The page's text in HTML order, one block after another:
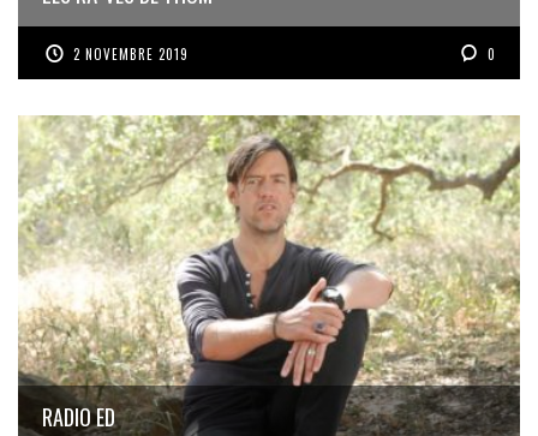
2 NOVEMBRE 2019 0
RADIO ED